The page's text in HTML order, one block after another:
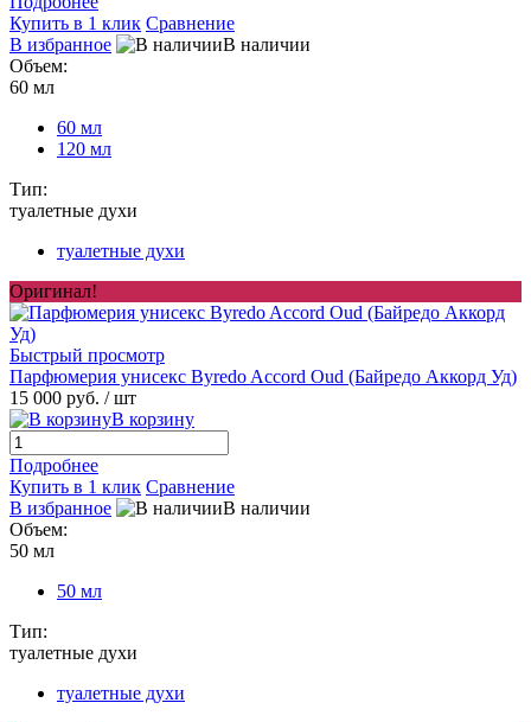
Купить в 1 клик Сравнение
В избранное
В наличии
Объем:
60 мл
60 мл
120 мл
Тип:
туалетные духи
туалетные духи
Оригинал!
Быстрый просмотр
Парфюмерия унисекс Byredo Accord Oud (Байредо Аккорд Уд)
15 000 руб. / шт
В корзину
Подробнее
Купить в 1 клик Сравнение
В избранное
В наличии
Объем:
50 мл
50 мл
Тип:
туалетные духи
туалетные духи